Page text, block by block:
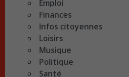
Emploi
Finances
Infos citoyennes
Loisirs
Musique
Politique
Santé